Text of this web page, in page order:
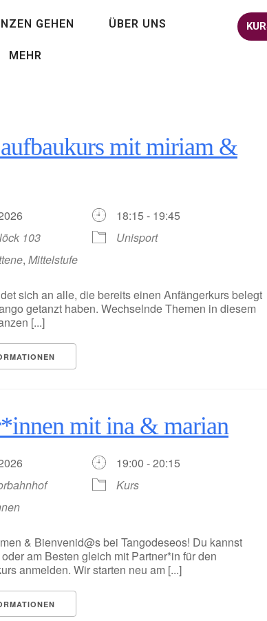
GEHEN ÜBER UNS
MEHR
mit miriam &
18:15 - 19:45
103
Unisport
, Mittelstufe
sich an alle, die bereits einen Anfängerkurs belegt
getanzt haben. Wechselnde Themen in diesem
[...]
mit ina & marian
19:00 - 20:15
Kurs
& Bienvenid@s bei Tangodeseos! Du kannst
am Besten gleich mit Partner*in für den
anmelden. Wir starten neu am [...]